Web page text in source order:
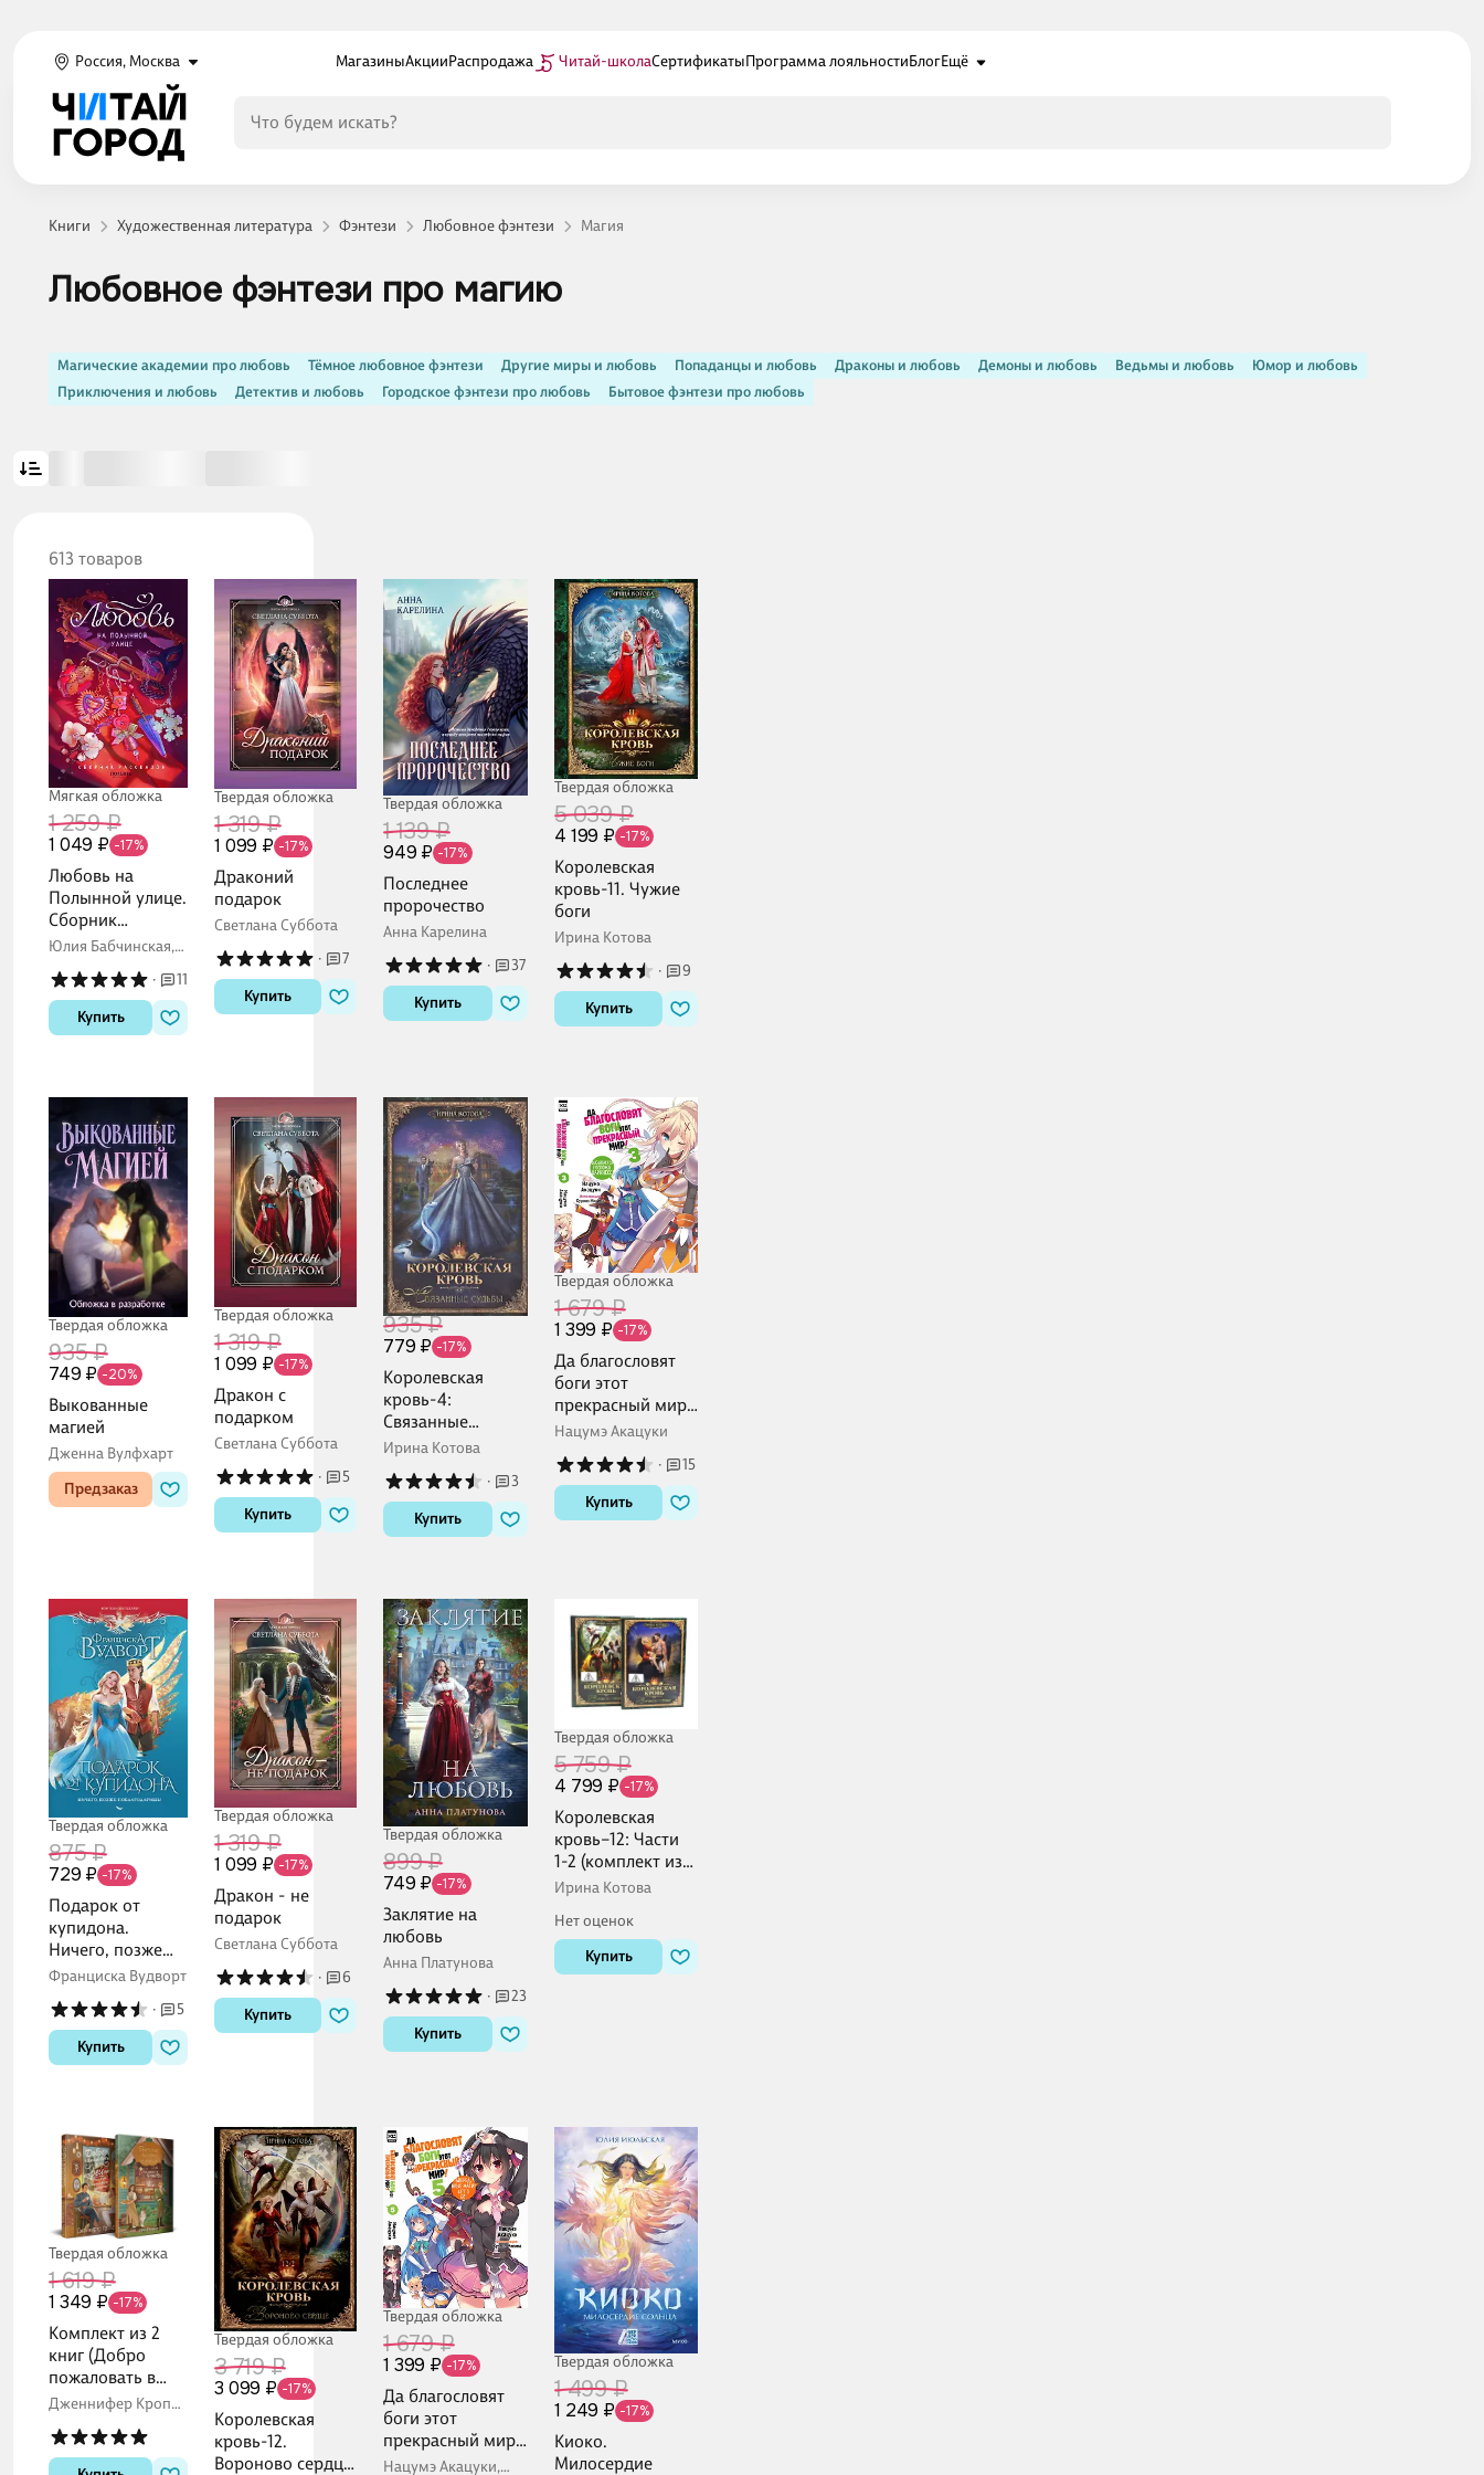
Россия, Москва МагазиныАкцииРаспродажа Читай-школаСертификатыПрограмма лояльностиБлогЕщё
Книги Художественная литература Фэнтези Любовное фэнтези Магия
Любовное фэнтези про магию
Магические академии про любовь Тёмное любовное фэнтези Другие миры и любовь Попаданцы и любовь Драконы и любовь Демоны и любовь Ведьмы и любовь
Юмор и любовь
Приключения и любовь
Детектив и любовь Городское фэнтези про любовь Бытовое фэнтези про любовь
613 товаров
Мягкая обложка
1 259 ₽
1 049 ₽ -17%
Любовь на
Полынной улице.
Сборник
рассказов
Юлия Бабчинская,
Анастасия Худякова
·
11
Купить
Твердая обложка
1 319 ₽
1 099 ₽ -17%
Драконий
подарок
Светлана Суббота
·
7
Купить
Твердая обложка
1 139 ₽
949 ₽ -17%
Последнее
пророчество
Анна Карелина
·
37
Купить
Твердая обложка
5 039 ₽
4 199 ₽ -17%
Королевская
кровь-11. Чужие
боги
Ирина Котова
·
9
Купить
Твердая обложка
935 ₽
749 ₽ -20%
Выкованные
магией
Дженна Вулфхарт
Предзаказ
Твердая обложка
1 319 ₽
1 099 ₽ -17%
Дракон с
подарком
Светлана Суббота
·
5
Купить
935 ₽
779 ₽ -17%
Королевская
кровь-4:
Связанные
судьбы
Ирина Котова
·
3
Купить
Твердая обложка
1 679 ₽
1 399 ₽ -17%
Да благословят
боги этот
прекрасный мир!
Книга 3 (Этот
мир! / Богиня
благословляет
этот прекрасный
Нацумэ Акацуки
·
15
Купить
Твердая обложка
875 ₽
729 ₽ -17%
Подарок от
купидона.
Ничего, позже
поблагодаришь!
Франциска Вудворт
·
5
Купить
Твердая обложка
1 319 ₽
1 099 ₽ -17%
Дракон - не
подарок
Светлана Суббота
·
6
Купить
Твердая обложка
899 ₽
749 ₽ -17%
Заклятие на
любовь
Анна Платунова
·
23
Купить
Твердая обложка
5 759 ₽
4 799 ₽ -17%
Королевская
кровь–12: Части
1-2 (комплект из
2-х книг)
Ирина Котова
Нет оценок
Купить
Твердая обложка
1 619 ₽
1 349 ₽ -17%
Комплект из 2
книг (Добро
пожаловать в
КоФЕЙню +
пекарей и магов
)
Дженнифер Кропф,
Твердая обложка
3 719 ₽
3 099 ₽ -17%
Королевская
кровь-12.
Вороново сердце.
Твердая обложка
1 679 ₽
1 399 ₽ -17%
Да благословят
боги этот
прекрасный мир!
Книга 5 (Этот
Нацумэ Акацуки,
Твердая обложка
1 499 ₽
1 249 ₽ -17%
Киоко.
Милосердие